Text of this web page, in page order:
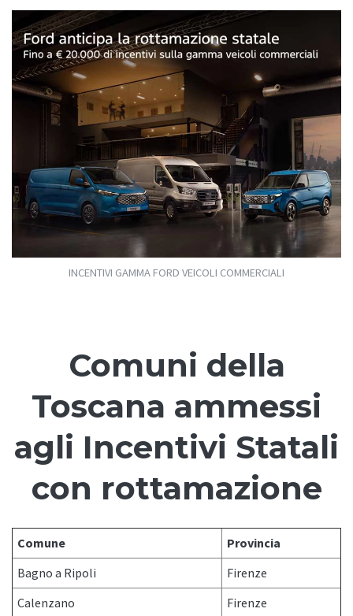
INCENTIVI GAMMA FORD VEICOLI COMMERCIALI
Comuni della
Toscana ammessi
agli Incentivi Statali
con rottamazione
Comune
Provincia
Bagno a Ripoli
Firenze
Calenzano
Firenze